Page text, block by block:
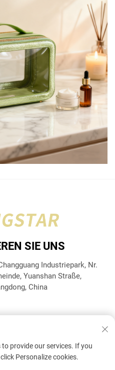
SIE UNS
Industriepark, Nr.
Yuanshan Straße,
China
Bags And Cases Co., Ltd.
provide our services. If you
Personalize cookies.